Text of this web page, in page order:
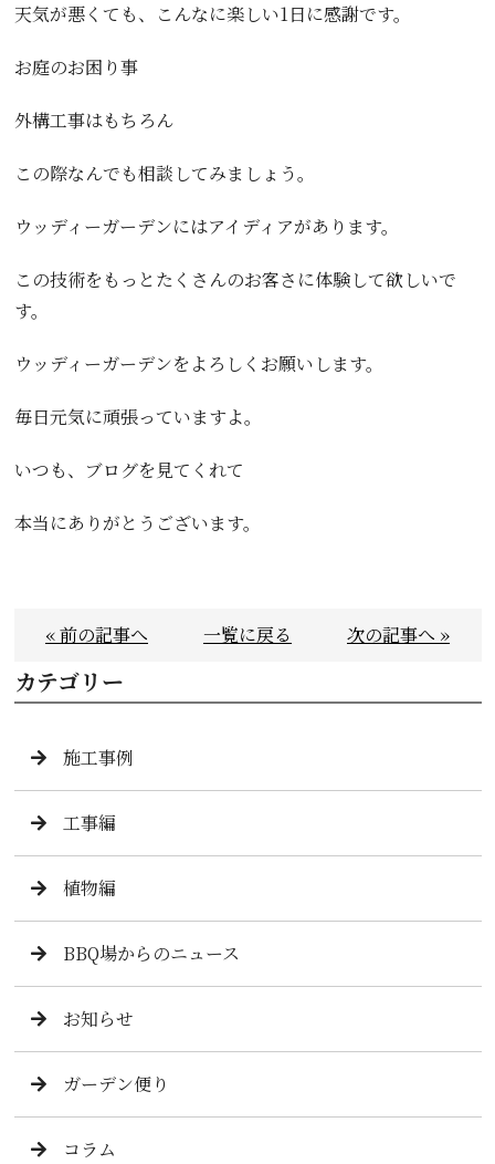
天気が悪くても、こんなに楽しい1日に感謝です。
お庭のお困り事
外構工事はもちろん
この際なんでも相談してみましょう。
ウッディーガーデンにはアイディアがあります。
この技術をもっとたくさんのお客さに体験して欲しいで
す。
ウッディーガーデンをよろしくお願いします。
毎日元気に頑張っていますよ。
いつも、ブログを見てくれて
本当にありがとうございます。
« 前の記事へ 一覧に戻る 次の記事へ »
カテゴリー
施工事例
工事編
植物編
BBQ場からのニュース
お知らせ
ガーデン便り
コラム